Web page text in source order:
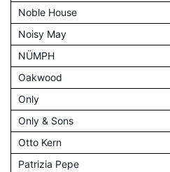
Noble House
Noisy May
NÜMPH
Oakwood
Only
Only & Sons
Otto Kern
Patrizia Pepe